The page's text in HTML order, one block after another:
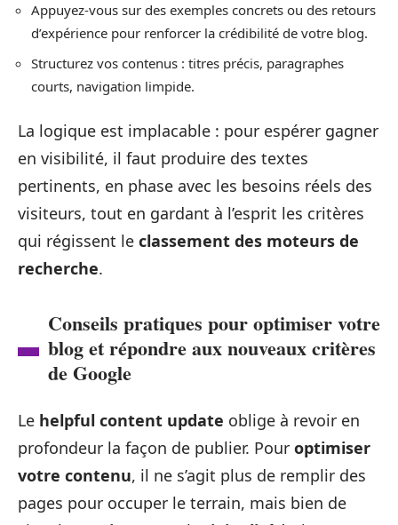
Appuyez-vous sur des exemples concrets ou des retours
d’expérience pour renforcer la crédibilité de votre blog.
Structurez vos contenus : titres précis, paragraphes
courts, navigation limpide.
La logique est implacable : pour espérer gagner
en visibilité, il faut produire des textes
pertinents, en phase avec les besoins réels des
visiteurs, tout en gardant à l’esprit les critères
qui régissent le classement des moteurs de
recherche.
Conseils pratiques pour optimiser votre
blog et répondre aux nouveaux critères
de Google
Le helpful content update oblige à revoir en
profondeur la façon de publier. Pour optimiser
votre contenu, il ne s’agit plus de remplir des
pages pour occuper le terrain, mais bien de